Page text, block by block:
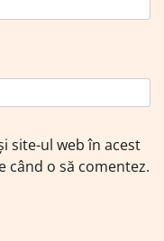
site-ul web în acest
o să comentez.